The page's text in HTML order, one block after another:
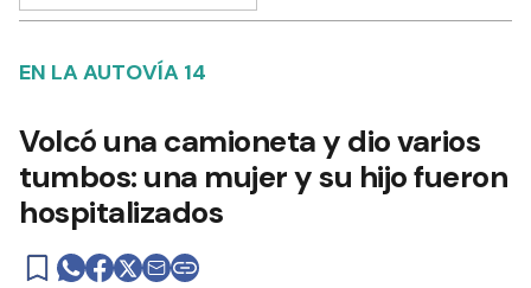
EN LA AUTOVÍA 14
Volcó una camioneta y dio varios
tumbos: una mujer y su hijo fueron
hospitalizados